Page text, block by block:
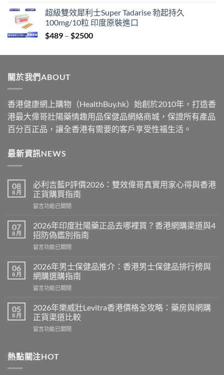
$329
through
$2199
超級雙效犀利士Super Tadarise 勃起持久
100mg/10粒 印度原裝進口
$489 – $2500Price
$489
關於我們ABOUT
香港健康網上購物（HealthBuy.hk）始創於2010年，打造香
港最大偉哥壯陽藥情趣用品保健品網絡商城，保證所有產品
百分百正品，讓全香港有需要的客戶享受性福生活。
最新資訊NEWS
08
8 月
必利吉藍P評價2026：雙效偉哥真實用家心得與香港
正貨購買指南
在
利
吉
藍
P
價
2026：
雙
效
哥
真
用
得
留言功能已關閉
07
8 月
2026年印度壯陽藥正品去哪裡買？香港網購渠道與4
招防偽鑑別指南
在
年
印
度
壯
藥
正
品
去
買？
留言功能已關閉
06
8 月
2026年男士保健品推介：香港男士保健品排行榜與
網購選購指南
在
年
男
士
保
推
留言功能已關閉
05
8 月
2026年樂威壯Levitra香港價格全攻略：藥房與網購
正貨渠道比較
在
樂
威
留言功能已關閉
熱點關注HOT